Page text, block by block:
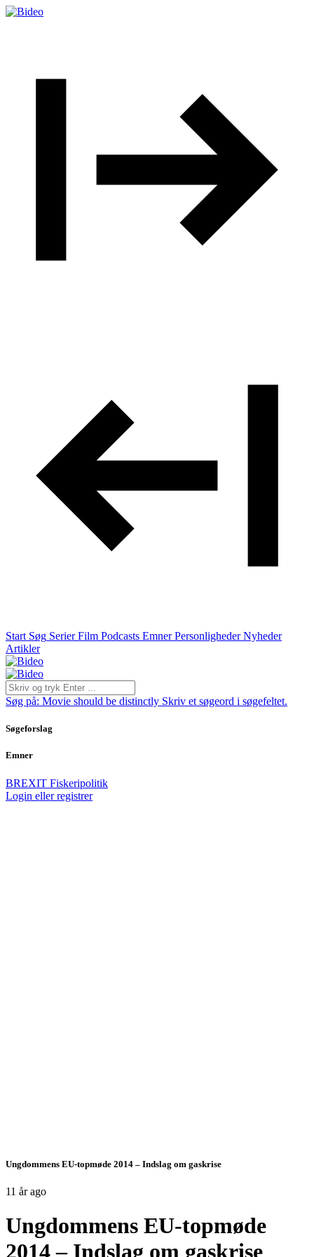
Start Søg Serier Film Podcasts Emner Personligheder Nyheder
Artikler
Søg på: Movie should be distinctly Skriv et søgeord i søgefeltet.
Søgeforslag
Emner
BREXIT Fiskeripolitik
Login eller registrer
Ungdommens EU-topmøde 2014 – Indslag om gaskrise
11 år ago
Ungdommens EU-topmøde
2014 – Indslag om gaskrise